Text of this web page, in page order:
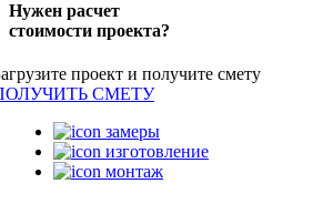
Нужен расчет
стоимости проекта?
проект и получите смету
СМЕТУ
замеры
изготовление
монтаж